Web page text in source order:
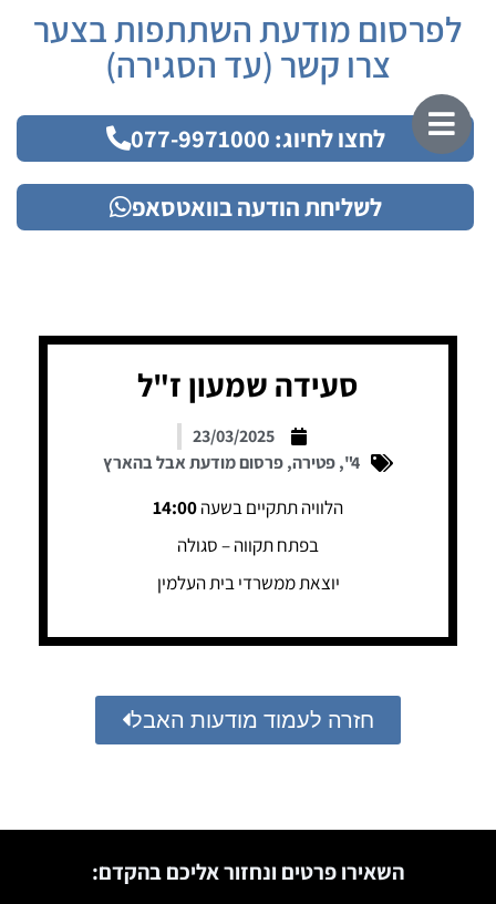
לפרסום מודעת השתתפות בצער
צרו קשר (עד הסגירה)
לחצו לחיוג: 077-9971000
לשליחת הודעה בוואטסאפ
סעידה שמעון ז"ל
23/03/2025
4"
,פטירה,פרסום מודעת אבל בהארץ
הלוויה תתקיים בשעה14:00
בפתח תקווה – סגולה
יוצאת ממשרדי בית העלמין
חזרה לעמוד מודעות האבל
השאירו פרטים ונחזור אליכם בהקדם: